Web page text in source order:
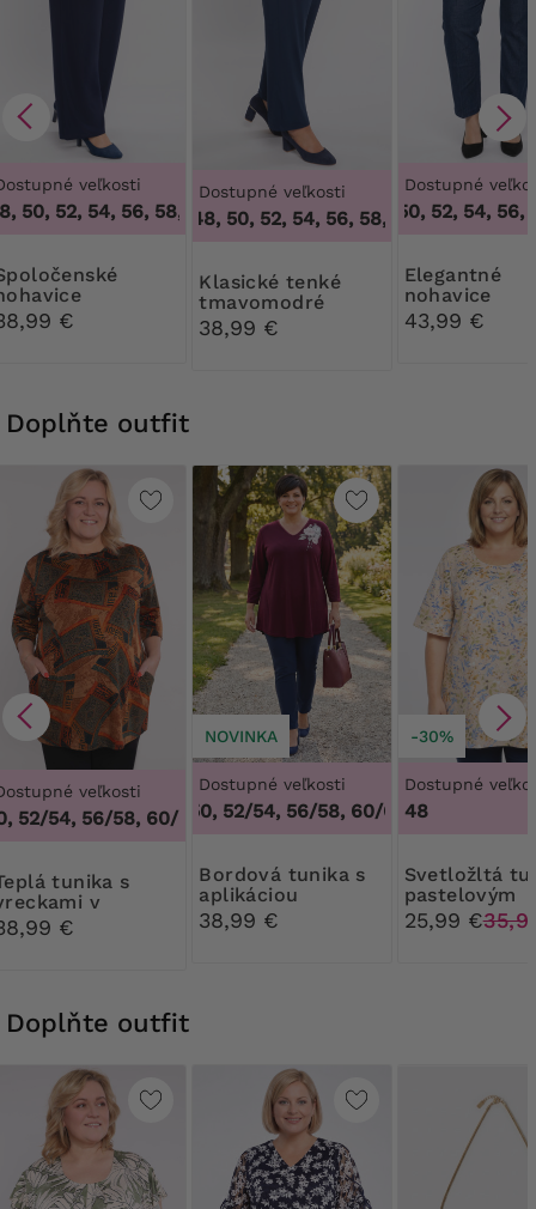
veľkosti
50, 52, 54, 56, 58, 60, 62, 64,46, 48, 50, 52, 54, 56, 58,
€
Dostupné veľkosti
46, 48, 50, 52, 54, 56, 58, 60, 62, 64,46,
Klasické tenké
tmavomodré
nohavice
38,99 €
Dostupné
48, 50, 52, 54, 56,
Elegantné
nohavice
43,99 €
Doplňte outfit
veľkosti
54, 56/58, 60/62 48/50, 52/54, 56/58, 60/62
s
v
€
NOVINKA
Dostupné veľkosti
48/50, 52/54, 56/58, 60/62 48/50, 52/54,
Bordová tunika s
aplikáciou
38,99 €
-30%
Dostupné
48
Svetložltá tunika s
pastelovým
listovým
25,99 €
Doplňte outfit